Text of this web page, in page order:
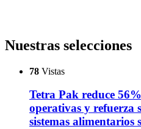
Nuestras selecciones
78 Vistas
Tetra Pak reduce
operativas y refuerza
sistemas alimentarios